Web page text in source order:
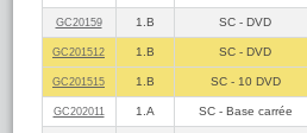
GC20159 1.B SC - DVD
GC201512 1.B SC - DVD
GC201515 1.B SC - 10 DVD
GC202011 1.A SC - Base carrée